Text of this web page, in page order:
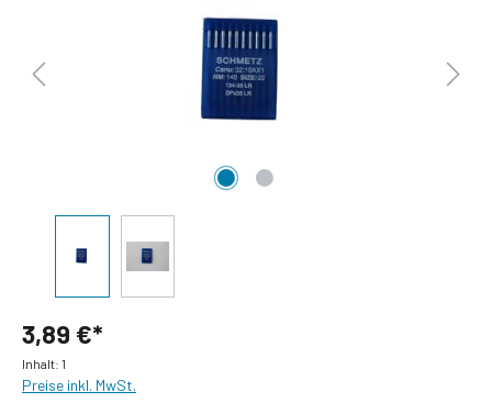
3,89 €*
Inhalt: 1
Preise inkl. MwSt.